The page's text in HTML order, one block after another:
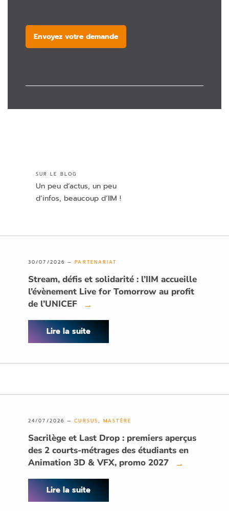
Envoyez votre demande
SUR LE BLOG
Un peu d’actus, un peu
d’infos, beaucoup d’IIM !
30/07/2026 —PARTENARIAT
Stream, défis et solidarité : l’IIM accueille
l’évènement Live for Tomorrow au profit
de l’UNICEF
→
Lire la suite
24/07/2026 —CURSUS,MASTÈRE
Sacrilège et Last Drop : premiers aperçus
des 2 courts-métrages des étudiants en
Animation 3D & VFX, promo 2027
→
Lire la suite